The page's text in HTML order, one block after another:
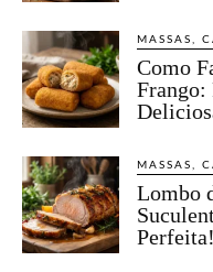
MASSAS,
Como
Frango:
MASSAS,
Lombo
Perfeita!